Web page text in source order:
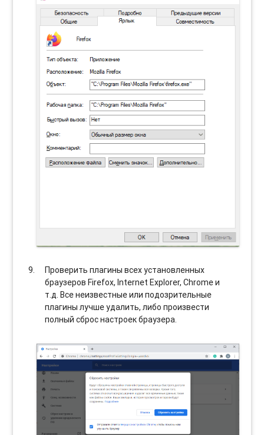
Проверить плагины всех установленных
браузеров Firefox, Internet Explorer, Chrome и
т.д. Все неизвестные или подозрительные
плагины лучше удалить, либо произвести
полный сброс настроек браузера.